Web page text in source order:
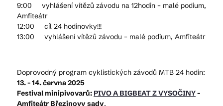
9:00 vyhlášení vítězů závodu na 12hodin – malé podium,
Amfiteátr
12:00 cíl 24 hodinovky!!!
13:00 vyhlášení vítězů závodu – malé podium, Amfiteátr
Doprovodný program cyklistických závodů MTB 24 hodin:
13. - 14. června 2025
Festival minipivovarů: PIVO A BIGBEAT Z VYSOČINY-
Amfiteátr Březinovy sady.